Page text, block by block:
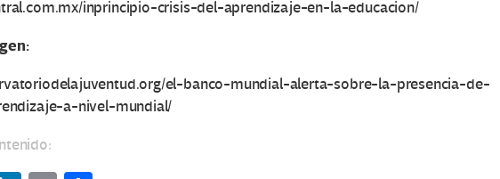
inprincipio-crisis-del-aprendizaje-en-la-educacion/
el-banco-mundial-alerta-sobre-la-presencia-de-
a-nivel-mundial/